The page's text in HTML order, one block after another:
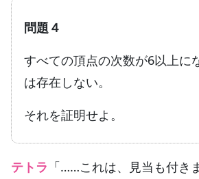
問題４
すべての頂点の次数が6以上に
は存在しない。
それを証明せよ。
テトラ 「……これは、見当も付き